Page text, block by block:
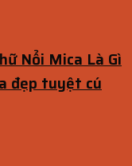
Nổi Mica Là Gì
đẹp tuyệt cú